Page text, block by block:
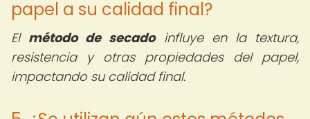
papel a su calidad final?
El método de secadoinfluye en la textura,
resistencia y otras propiedades del papel,
impactando su calidad final.